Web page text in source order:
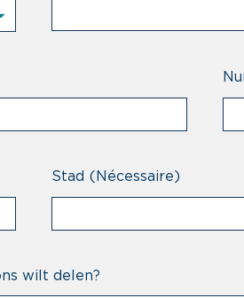
Stad (Nécessaire)
wilt delen?